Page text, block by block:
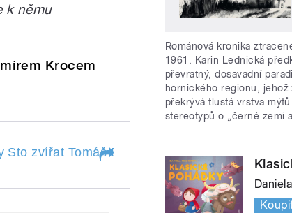
k němu
Krocem
zvířat Tomáš Belko. Společně s
Románová kronika
1961. Karin Lednická
převratný, dosavadní
hornického regionu,
překrývá tlustá vrstva
stereotypů o „černé zemi